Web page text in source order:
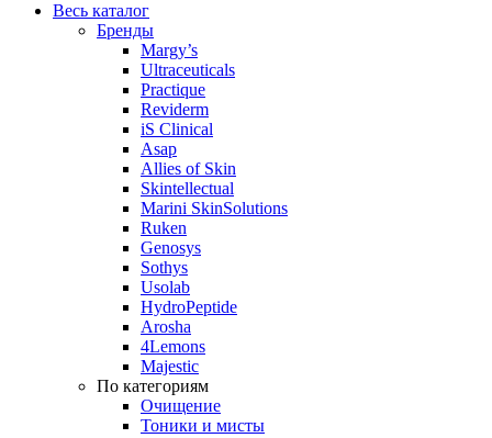
Весь каталог
Бренды
Margy’s
Ultraceuticals
Practique
Reviderm
iS Clinical
Asap
Allies of Skin
Skintellectual
Marini SkinSolutions
Ruken
Genosys
Sothys
Usolab
HydroPeptide
Arosha
4Lemons
Majestic
По категориям
Очищение
Тоники и мисты